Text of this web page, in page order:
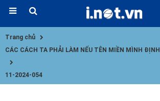
Trang chủ
CÁC CÁCH TA PHẢI LÀM NẾU TÊN MIỀN MÌNH
11-2024-054